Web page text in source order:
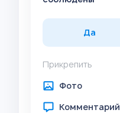
Да
Прикрепить
Фото
Комментарий